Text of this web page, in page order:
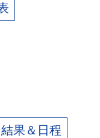
結果＆日程